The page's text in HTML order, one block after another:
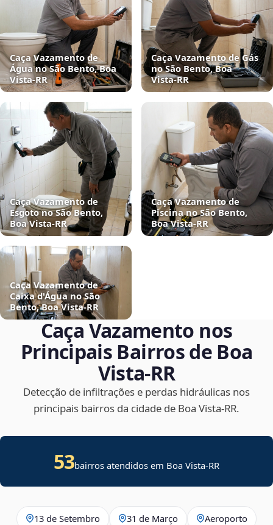
Caça Vazamento de
Água no São Bento, Boa
Vista‑RR
Caça Vazamento de Gás
no São Bento, Boa
Vista‑RR
Caça Vazamento de
Esgoto no São Bento,
Boa Vista‑RR
Caça Vazamento de
Piscina no São Bento,
Boa Vista‑RR
Caça Vazamento de
Caixa d'Água no São
Bento, Boa Vista‑RR
Caça Vazamento nos
Principais Bairros de Boa
Vista‑RR
Detecção de infiltrações e perdas hidráulicas nos
principais bairros da cidade de Boa Vista‑RR.
53bairros atendidos em Boa Vista-RR
13 de Setembro 31 de Março Aeroporto